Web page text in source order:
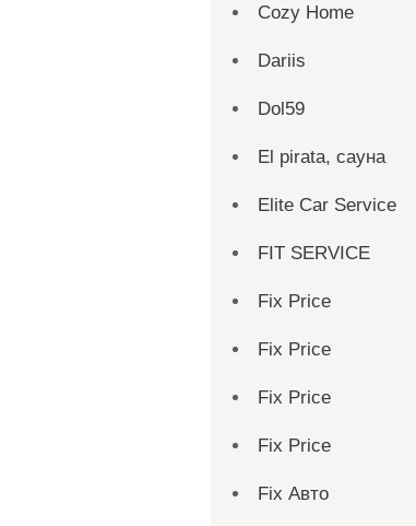
Cozy Home
Dariis
Dol59
El pirata, сауна
Elite Car Service
FIT SERVICE
Fix Price
Fix Price
Fix Price
Fix Price
Fix Авто